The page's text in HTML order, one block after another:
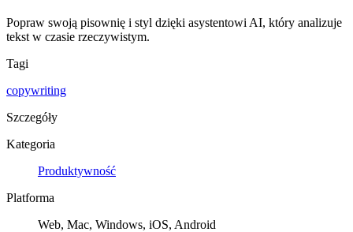
Popraw swoją pisownię i styl dzięki asystentowi AI, który analizuje
tekst w czasie rzeczywistym.
Tagi
copywriting
Szczegóły
Kategoria
Produktywność
Platforma
Web, Mac, Windows, iOS, Android